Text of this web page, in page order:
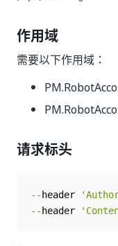
作用域
需要以下作用域：
请求标头
-- header
-- header